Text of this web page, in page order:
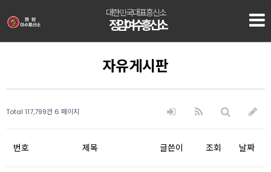
대한민국대표흥신소
정암 여수흥신소
자유게시판
Total 117,799건 6 페이지
번호 제목 글쓴이 조회 날짜